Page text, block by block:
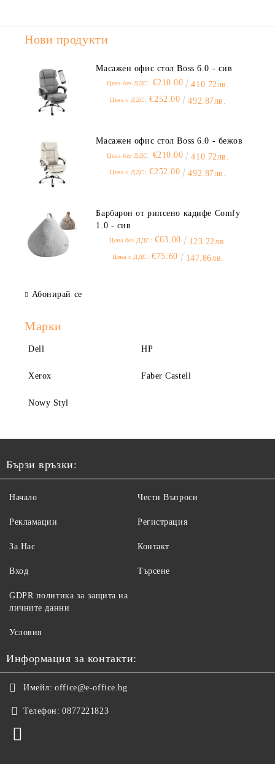
Нови продукти
Масажен офис стол Boss 6.0 - сив
Цена без ДДС: €210.00 410.72лв.
Цена с ДДС: €252.00 492.87лв.
Масажен офис стол Boss 6.0 - бежов
Цена без ДДС: €210.00 410.72лв.
Цена с ДДС: €252.00 492.87лв.
Барбарон от рипсено кадифе Comfy
1.0 - сив
Цена без ДДС: €63.00 123.22лв.
Цена с ДДС: €75.60 147.86лв.
Абонирай се
Марки
Dell HP
Xerox Faber Castell
Nowy Styl
Бързи връзки:
Начало
Рекламации
За Нас
Вход
Чести Въпроси
Регистрация
Контакт
Търсене
GDPR политика за защита на
личните данни
Условия
Информация за контакти:
Имейл: office@e-office.bg
Телефон: 0877221823